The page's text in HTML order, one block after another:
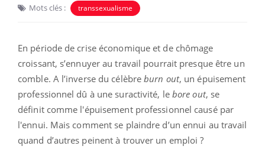
Mots clés : transsexualisme
En période de crise économique et de chômage
croissant, s’ennuyer au travail pourrait presque être un
comble. A l’inverse du célèbreburn out, un épuisement
professionnel dû à une suractivité, le bore out, se
définit comme l'épuisement professionnel causé par
l'ennui. Mais comment se plaindre d’un ennui au travail
quand d’autres peinent à trouver un emploi ?